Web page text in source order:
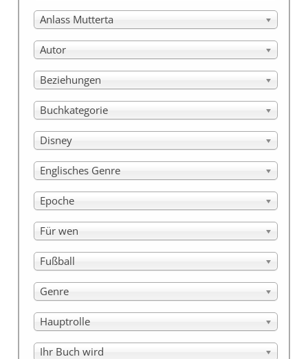
Anlass Mutterta
Autor
Beziehungen
Buchkategorie
Disney
Englisches Genre
Epoche
Für wen
Fußball
Genre
Hauptrolle
Ihr Buch wird